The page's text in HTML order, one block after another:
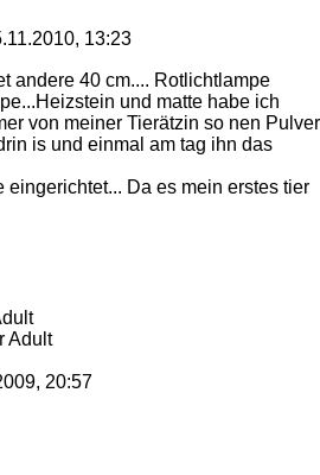
13:23
andere 40 cm.... Rotlichtlampe
und matte habe ich
von meiner Tierätzin so nen Pulver
is und einmal am tag ihn das
eingerichtet... Da es mein erstes tier
20:57